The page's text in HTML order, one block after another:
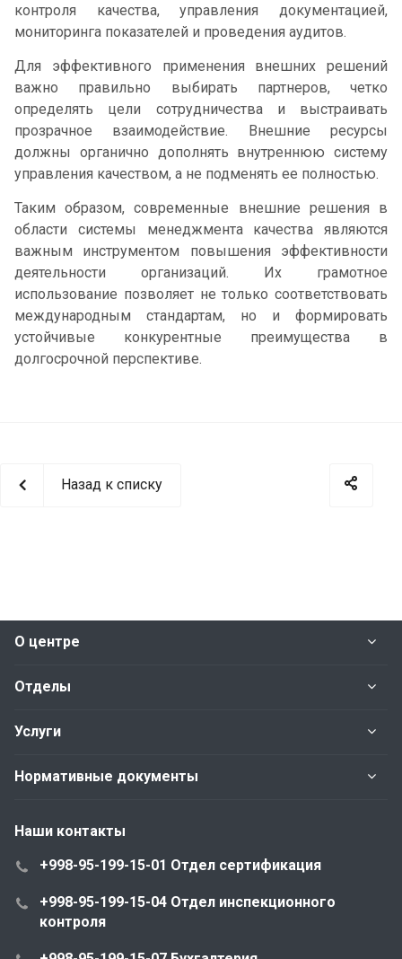
контроля качества, управления документацией,
мониторинга показателей и проведения аудитов.
Для эффективного применения внешних решений
важно правильно выбирать партнеров, четко
определять цели сотрудничества и выстраивать
прозрачное взаимодействие. Внешние ресурсы
должны органично дополнять внутреннюю систему
управления качеством, а не подменять ее полностью.
Таким образом, современные внешние решения в
области системы менеджмента качества являются
важным инструментом повышения эффективности
деятельности организаций. Их грамотное
использование позволяет не только соответствовать
международным стандартам, но и формировать
устойчивые конкурентные преимущества в
долгосрочной перспективе.
Назад к списку
О центре
Отделы
Услуги
Нормативные документы
Наши контакты
+998-95-199-15-01 Отдел сертификация
+998-95-199-15-04 Отдел инспекционного
контроля